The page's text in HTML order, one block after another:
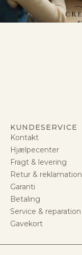
KUNDESERVICE
Kontakt
Hjælpecenter
Fragt & levering
Retur & reklamation
Garanti
Betaling
Service & reparation
Gavekort